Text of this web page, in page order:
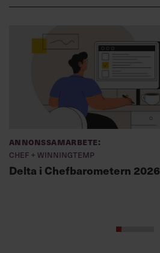
Annonssamarbete:
Chef + Winningtemp
Delta i Chefbarometern 2026